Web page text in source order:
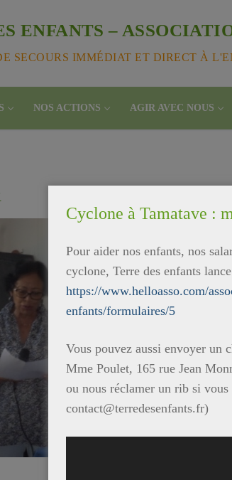
ENFANTS –
SECOURS IMMÉDIAT ET DIRECT À
NOS ACTIONS AGIR AVEC NOUS
Cyclone à Tamatave :
Pour aider nos enfants, nos
cyclone, Terre des enfants
https://www.helloasso.com/
enfants/formulaires/5
Vous pouvez aussi envoyer un
Mme Poulet, 165 rue Jean
ou nous réclamer un rib si
contact@terredesenfants.fr)